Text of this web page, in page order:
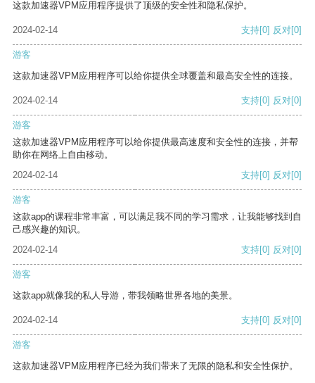
这款加速器VPM应用程序提供了顶级的安全性和隐私保护。
2024-02-14 支持[0] 反对[0]
游客
这款加速器VPM应用程序可以给你提供全球覆盖和最高安全性的连接。
2024-02-14 支持[0] 反对[0]
游客
这款加速器VPM应用程序可以给你提供最高速度和安全性的连接，并帮
助你在网络上自由移动。
2024-02-14
支持[0] 反对[0]
游客
这款app的课程非常丰富，可以满足我不同的学习需求，让我能够找到自
己感兴趣的知识。
2024-02-14
支持[0] 反对[0]
游客
这款app就像我的私人导游，带我领略世界各地的美景。
2024-02-14 支持[0] 反对[0]
游客
这款加速器VPM应用程序已经为我们带来了无限的隐私和安全性保护。